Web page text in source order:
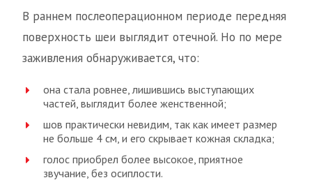
В раннем послеоперационном периоде передняя
поверхность шеи выглядит отечной. Но по мере
заживления обнаруживается, что:
она стала ровнее, лишившись выступающих
частей, выглядит более женственной;
шов практически невидим, так как имеет размер
не больше 4 см, и его скрывает кожная складка;
голос приобрел более высокое, приятное
звучание, без осиплости.